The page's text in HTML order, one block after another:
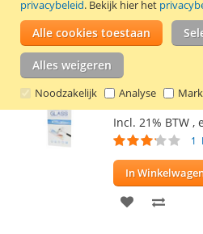
privacybeleid. Bekijk hier het
Alle cookies toestaan
Alles weigeren
Noodzakelijk Analyse
geleverd met 2
waarmee het
kan worden.
Glazen screen
€ 5,99
Incl. 21% BTW ,
Waardering:
1
In
VOEG